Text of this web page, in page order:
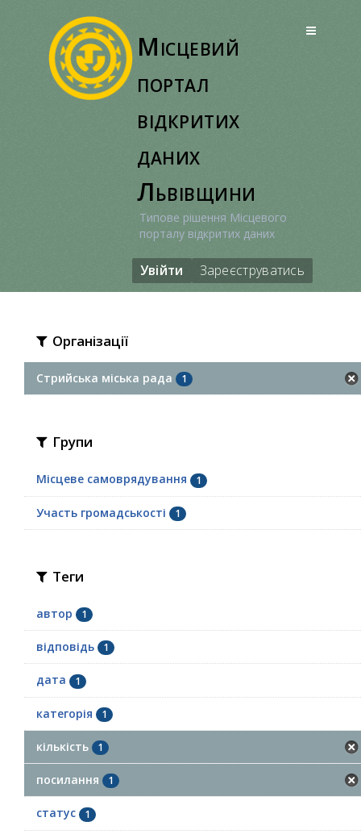
Місцевий
портал
відкритих
даних
Львівщини
Типове рішення Місцевого
порталу відкритих даних
Увійти Зареєструватись
Організації
Стрийська міська рада 1
Групи
Місцеве самоврядування 1
Участь громадськості 1
Теги
автор 1
відповідь 1
дата 1
категорія 1
кількість 1
посилання 1
статус 1